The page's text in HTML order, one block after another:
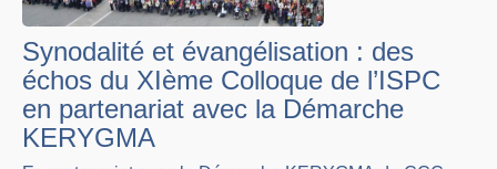
Synodalité et évangélisation : des
échos du XIème Colloque de l’ISPC
en partenariat avec la Démarche
KERYGMA